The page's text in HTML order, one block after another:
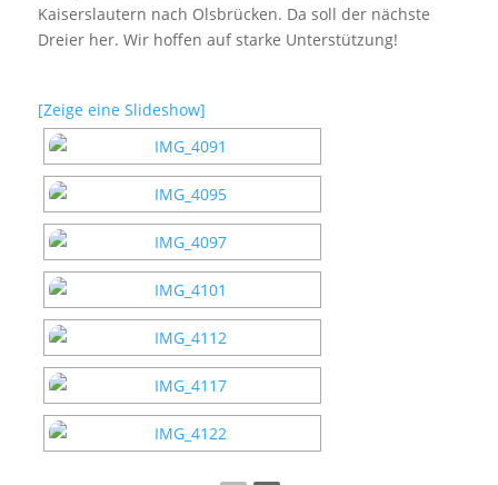
Kaiserslautern nach Olsbrücken. Da soll der nächste
Dreier her. Wir hoffen auf starke Unterstützung!
[Zeige eine Slideshow]